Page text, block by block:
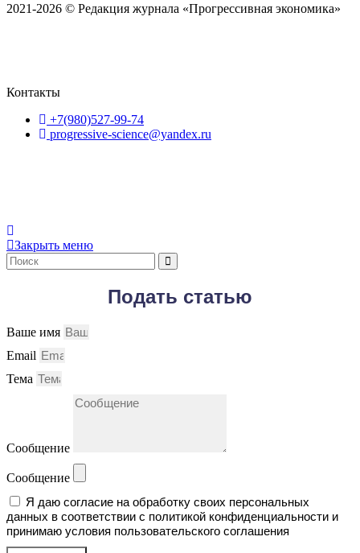
2021-2026 © Редакция журнала «Прогрессивная экономика»
Контакты
+7(980)527-99-74
progressive-science@yandex.ru
Закрыть меню
Подать статью
Ваше имя
Email
Тема
Сообщение
Сообщение
Я даю согласие на обработку своих персональных
данных в соответствии с политикой конфиденциальности и
принимаю условия пользовательского соглашения